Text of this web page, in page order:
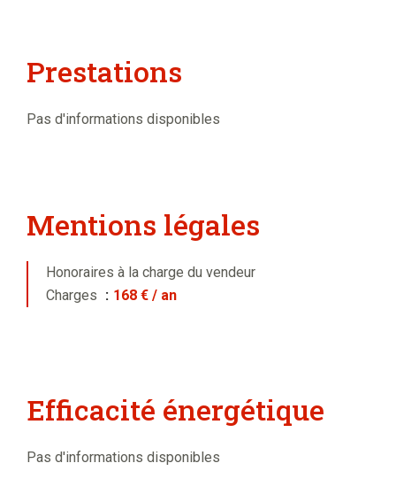
Prestations
Pas d'informations disponibles
Mentions légales
Honoraires à la charge du vendeur
Charges
168 € / an
Efficacité énergétique
Pas d'informations disponibles